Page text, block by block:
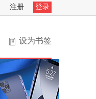
注册 登录
设为书签